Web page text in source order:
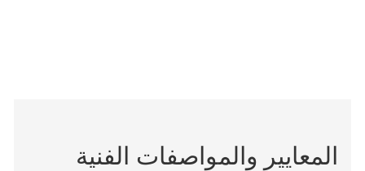
المعايير والمواصفات الفنية